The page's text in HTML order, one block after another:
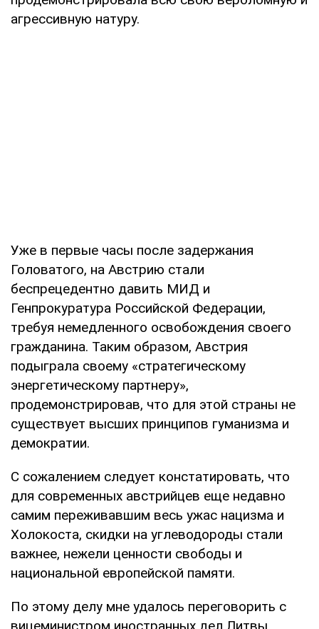
агрессивную натуру.
Уже в первые часы после задержания
Головатого, на Австрию стали
беспрецедентно давить МИД и
Генпрокуратура Российской Федерации,
требуя немедленного освобождения своего
гражданина. Таким образом, Австрия
подыграла своему «стратегическому
энергетическому партнеру»,
продемонстрировав, что для этой страны не
существует высших принципов гуманизма и
демократии.
С сожалением следует констатировать, что
для современных австрийцев еще недавно
самим переживавшим весь ужас нацизма и
Холокоста, скидки на углеводороды стали
важнее, нежели ценности свободы и
национальной европейской памяти.
По этому делу мне удалось переговорить с
вицеминистром иностранных дел Литвы